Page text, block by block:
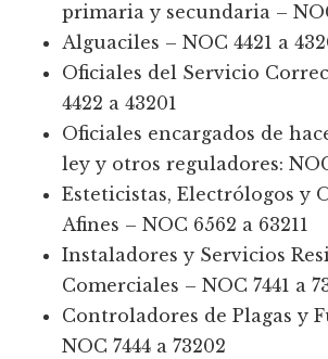
primaria y secundaria –
Alguaciles – NOC 4421 a
Oficiales del Servicio
4422 a 43201
Oficiales encargados de
ley y otros reguladores:
Esteticistas, Electrólogos y
Afines – NOC 6562 a 63211
Instaladores y Servicios
Comerciales – NOC 7441 a
Controladores de Plagas y
NOC 7444 a 73202